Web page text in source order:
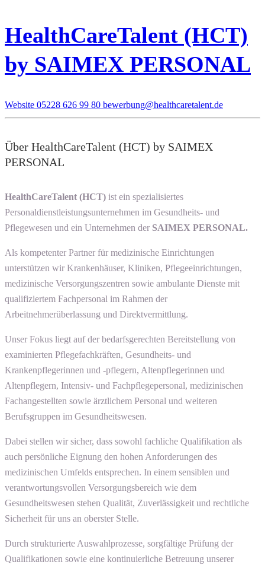
HealthCareTalent (HCT)
by SAIMEX PERSONAL
Website 05228 626 99 80 bewerbung@healthcaretalent.de
Über HealthCareTalent (HCT) by SAIMEX
PERSONAL
HealthCareTalent (HCT) ist ein spezialisiertes
Personaldienstleistungsunternehmen im Gesundheits- und
Pflegewesen und ein Unternehmen der SAIMEX PERSONAL.
Als kompetenter Partner für medizinische Einrichtungen
unterstützen wir Krankenhäuser, Kliniken, Pflegeeinrichtungen,
medizinische Versorgungszentren sowie ambulante Dienste mit
qualifiziertem Fachpersonal im Rahmen der
Arbeitnehmerüberlassung und Direktvermittlung.
Unser Fokus liegt auf der bedarfsgerechten Bereitstellung von
examinierten Pflegefachkräften, Gesundheits- und
Krankenpflegerinnen und -pflegern, Altenpflegerinnen und
Altenpflegern, Intensiv- und Fachpflegepersonal, medizinischen
Fachangestellten sowie ärztlichem Personal und weiteren
Berufsgruppen im Gesundheitswesen.
Dabei stellen wir sicher, dass sowohl fachliche Qualifikation als
auch persönliche Eignung den hohen Anforderungen des
medizinischen Umfelds entsprechen. In einem sensiblen und
verantwortungsvollen Versorgungsbereich wie dem
Gesundheitswesen stehen Qualität, Zuverlässigkeit und rechtliche
Sicherheit für uns an oberster Stelle.
Durch strukturierte Auswahlprozesse, sorgfältige Prüfung der
Qualifikationen sowie eine kontinuierliche Betreuung unserer